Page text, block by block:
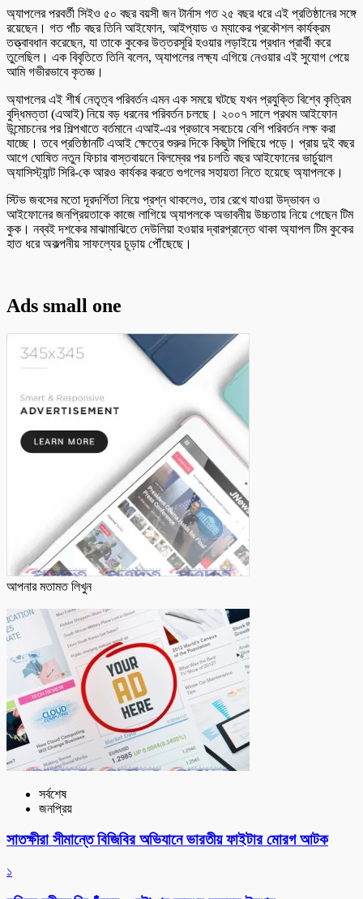
অ্যাপলের পরবর্তী সিইও ৫০ বছর বয়সী জন টার্নাস গত ২৫ বছর ধরে এই প্রতিষ্ঠানের সঙ্গে
রয়েছেন। গত পাঁচ বছর তিনি আইফোন, আইপ্যাড ও ম্যাকের প্রকৌশল কার্যক্রম
তত্ত্বাবধান করেছেন, যা তাকে কুকের উত্তরসূরি হওয়ার লড়াইয়ে প্রধান প্রার্থী করে
তুলেছিল। এক বিবৃতিতে তিনি বলেন, অ্যাপলের লক্ষ্য এগিয়ে নেওয়ার এই সুযোগ পেয়ে
আমি গভীরভাবে কৃতজ্ঞ।
অ্যাপলের এই শীর্ষ নেতৃত্ব পরিবর্তন এমন এক সময়ে ঘটছে যখন প্রযুক্তি বিশ্বে কৃত্রিম
বুদ্ধিমত্তা (এআই) নিয়ে বড় ধরনের পরিবর্তন চলছে। ২০০৭ সালে প্রথম আইফোন
উন্মোচনের পর শিল্পখাতে বর্তমানে এআই-এর প্রভাবে সবচেয়ে বেশি পরিবর্তন লক্ষ করা
যাচ্ছে। তবে প্রতিষ্ঠানটি এআই ক্ষেত্রে শুরুর দিকে কিছুটা পিছিয়ে পড়ে। প্রায় দুই বছর
আগে ঘোষিত নতুন ফিচার বাস্তবায়নে বিলম্বের পর চলতি বছর আইফোনের ভার্চুয়াল
অ্যাসিস্ট্যান্ট সিরি-কে আরও কার্যকর করতে গুগলের সহায়তা নিতে হয়েছে অ্যাপলকে।
স্টিভ জবসের মতো দূরদর্শিতা নিয়ে প্রশ্ন থাকলেও, তার রেখে যাওয়া উদ্ভাবন ও
আইফোনের জনপ্রিয়তাকে কাজে লাগিয়ে অ্যাপলকে অভাবনীয় উচ্চতায় নিয়ে গেছেন টিম
কুক। নব্বই দশকের মাঝামাঝিতে দেউলিয়া হওয়ার দ্বারপ্রান্তে থাকা অ্যাপল টিম কুকের
হাত ধরে অকল্পনীয় সাফল্যের চূড়ায় পৌঁছেছে।
Ads small one
আপনার মতামত লিখুন
সর্বশেষ
জনপ্রিয়
সাতক্ষীরা সীমান্তে বিজিবির অভিযানে ভারতীয় ফাইটার মোরগ আটক
১